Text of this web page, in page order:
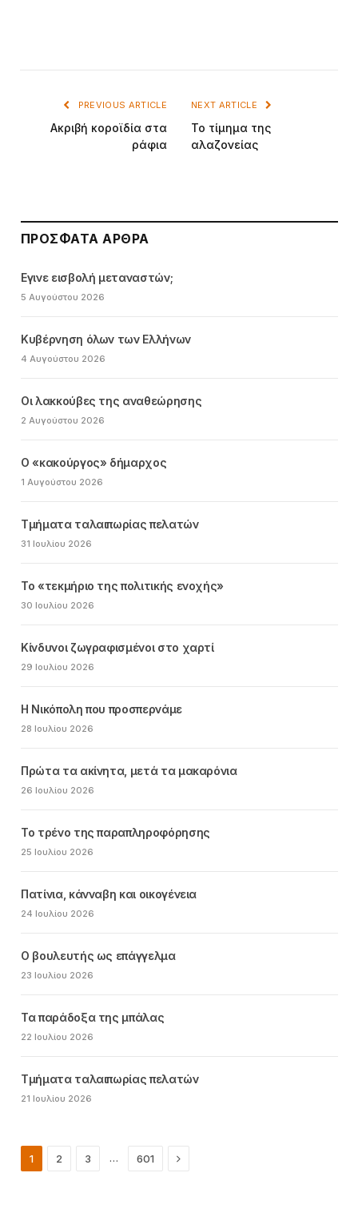
PREVIOUS ARTICLE
Ακριβή κοροϊδία στα
ράφια
NEXT ARTICLE
Το τίμημα της
αλαζονείας
ΠΡΌΣΦΑΤΑ ΆΡΘΡΑ
Εγινε εισβολή μεταναστών;
5 Αυγούστου 2026
Κυβέρνηση όλων των Ελλήνων
4 Αυγούστου 2026
Οι λακκούβες της αναθεώρησης
2 Αυγούστου 2026
Ο «κακούργος» δήμαρχος
1 Αυγούστου 2026
Τμήματα ταλαιπωρίας πελατών
31 Ιουλίου 2026
Το «τεκμήριο της πολιτικής ενοχής»
30 Ιουλίου 2026
Κίνδυνοι ζωγραφισμένοι στο χαρτί
29 Ιουλίου 2026
Η Νικόπολη που προσπερνάμε
28 Ιουλίου 2026
Πρώτα τα ακίνητα, μετά τα μακαρόνια
26 Ιουλίου 2026
Το τρένο της παραπληροφόρησης
25 Ιουλίου 2026
Πατίνια, κάνναβη και οικογένεια
24 Ιουλίου 2026
Ο βουλευτής ως επάγγελμα
23 Ιουλίου 2026
Τα παράδοξα της μπάλας
22 Ιουλίου 2026
Τμήματα ταλαιπωρίας πελατών
21 Ιουλίου 2026
1 2 3 … 601 Next